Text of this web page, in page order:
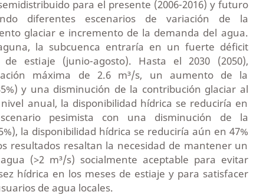
para el presente (2006-2016) y futuro
diferentes escenarios de variación de la
glaciar e incremento de la demanda del agua.
la subcuenca entraría en un fuerte déficit
estiaje (junio-agosto). Hasta el 2030 (2050),
máxima de 2.6 m³/s, un aumento de la
y una disminución de la contribución glaciar al
anual, la disponibilidad hídrica se reduciría en
pesimista con una disminución de la
la disponibilidad hídrica se reduciría aún en 47%
resultados resaltan la necesidad de mantener un
(>2 m³/s) socialmente aceptable para evitar
hídrica en los meses de estiaje y para satisfacer
de agua locales.